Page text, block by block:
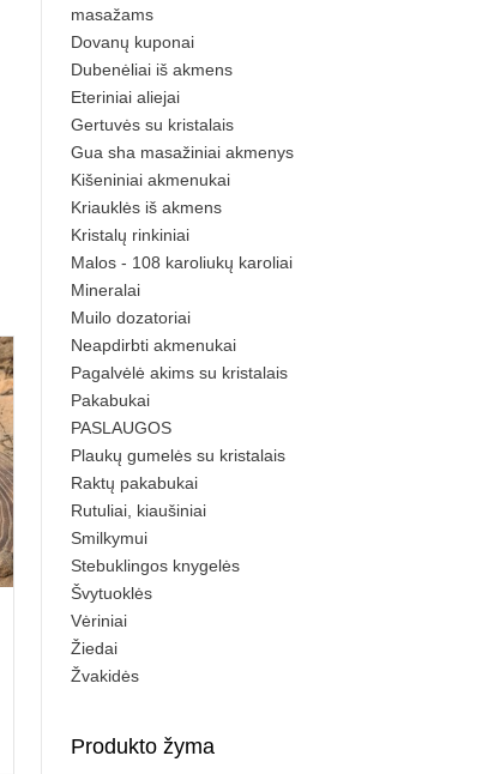
masažams
Dovanų kuponai
Dubenėliai iš akmens
Eteriniai aliejai
Gertuvės su kristalais
Gua sha masažiniai akmenys
Kišeniniai akmenukai
Kriauklės iš akmens
Kristalų rinkiniai
Malos - 108 karoliukų karoliai
Mineralai
Muilo dozatoriai
Neapdirbti akmenukai
Pagalvėlė akims su kristalais
Pakabukai
PASLAUGOS
Plaukų gumelės su kristalais
Raktų pakabukai
Rutuliai, kiaušiniai
Smilkymui
Stebuklingos knygelės
Švytuoklės
Vėriniai
Žiedai
Žvakidės
Produkto žyma